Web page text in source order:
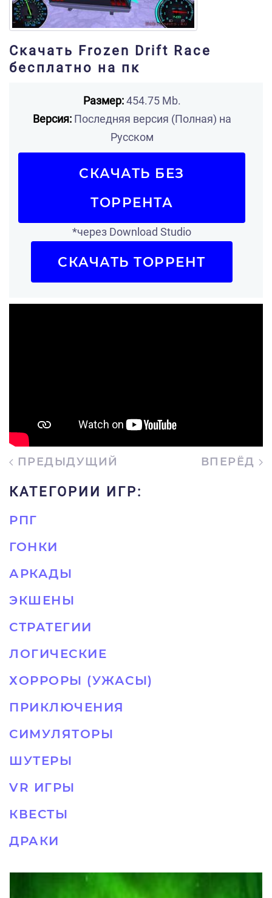
Скачать Frozen Drift Race
бесплатно на пк
Размер:454.75 Mb.
Версия:Последняя версия (Полная) на
Русском
СКАЧАТЬ БЕЗ
ТОРРЕНТА
*через Download Studio
СКАЧАТЬ ТОРРЕНТ
ПРЕДЫДУЩИЙ ВПЕРЁД
КАТЕГОРИИ ИГР:
РПГ
ГОНКИ
АРКАДЫ
ЭКШЕНЫ
СТРАТЕГИИ
ЛОГИЧЕСКИЕ
ХОРРОРЫ (УЖАСЫ)
ПРИКЛЮЧЕНИЯ
СИМУЛЯТОРЫ
ШУТЕРЫ
VR ИГРЫ
КВЕСТЫ
ДРАКИ